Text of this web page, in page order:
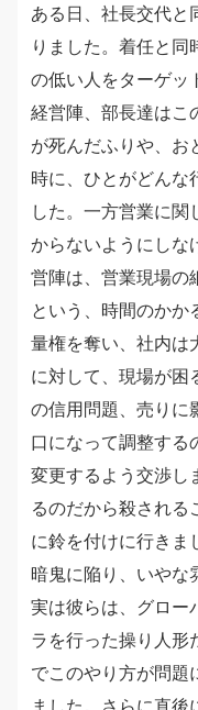
ある日、社長交代と
りました。着任と
の低い人をターゲッ
経営陣、部長達はこ
が死んだふりや、お
時に、ひとがどんな
した。一方営業に
からないようにしな
営陣は、営業現場の
という、時間のかか
量権を奪い、社内は
に対して、現場が困
の信用問題、売りに
口になって調整する
変更するよう交渉し
るのだから殺される
に鈴を付けに行きま
暗鬼に陥り、いやな
実は彼らは、グロー
ラを行った操り人形
でこのやり方が問題
ました。さらに直後